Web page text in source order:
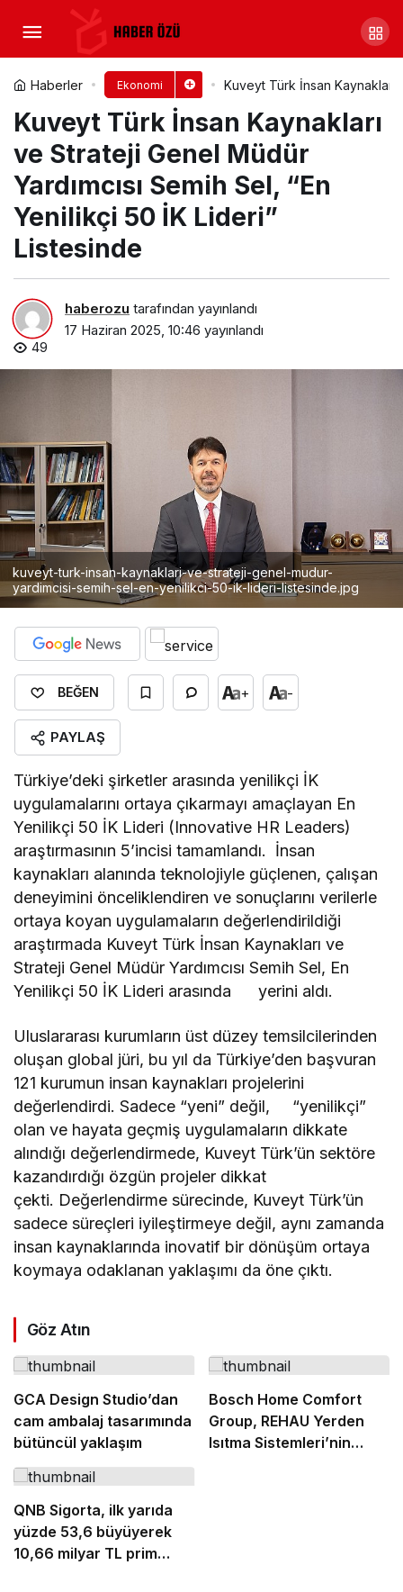
Haberler Ekonomi Kuveyt Türk İnsan Kaynakları
Kuveyt Türk İnsan Kaynakları
ve Strateji Genel Müdür
Yardımcısı Semih Sel, “En
Yenilikçi 50 İK Lideri”
Listesinde
haberozu tarafından yayınlandı
17 Haziran 2025, 10:46 yayınlandı
49
kuveyt-turk-insan-kaynaklari-ve-strateji-genel-mudur-
yardimcisi-semih-sel-en-yenilikci-50-ik-lideri-listesinde.jpg
BEĞEN + -
PAYLAŞ
Türkiye’deki şirketler arasında yenilikçi İK
uygulamalarını ortaya çıkarmayı amaçlayan En
Yenilikçi 50 İK Lideri (Innovative HR Leaders)
araştırmasının 5’incisi tamamlandı. İnsan
kaynakları alanında teknolojiyle güçlenen, çalışan
deneyimini önceliklendiren ve sonuçlarını verilerle
ortaya koyan uygulamaların değerlendirildiği
araştırmada Kuveyt Türk İnsan Kaynakları ve
Strateji Genel Müdür Yardımcısı Semih Sel, En
Yenilikçi 50 İK Lideri arasında yerini aldı.
Uluslararası kurumların üst düzey temsilcilerinden
oluşan global jüri, bu yıl da Türkiye’den başvuran
121 kurumun insan kaynakları projelerini
değerlendirdi. Sadece “yeni” değil, “yenilikçi”
olan ve hayata geçmiş uygulamaların dikkate
alındığı değerlendirmede, Kuveyt Türk’ün sektöre
kazandırdığı özgün projeler dikkat
çekti. Değerlendirme sürecinde, Kuveyt Türk’ün
sadece süreçleri iyileştirmeye değil, aynı zamanda
insan kaynaklarında inovatif bir dönüşüm ortaya
koymaya odaklanan yaklaşımı da öne çıktı.
Göz Atın
GCA Design Studio’dan
cam ambalaj tasarımında
bütüncül yaklaşım
Bosch Home Comfort
Group, REHAU Yerden
Isıtma Sistemleri’nin
QNB Sigorta, ilk yarıda
yüzde 53,6 büyüyerek
10,66 milyar TL prim
Tugay: Son nefesimi verene
kadar bu mücadelenin bir parçası
olacağım
Yorum Yap